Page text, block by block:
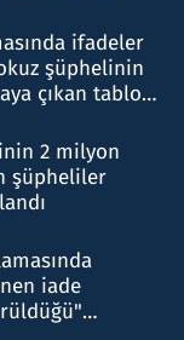
ifadeler
şüphelinin
çıkan tablo
2 milyon
şüpheliler
iade